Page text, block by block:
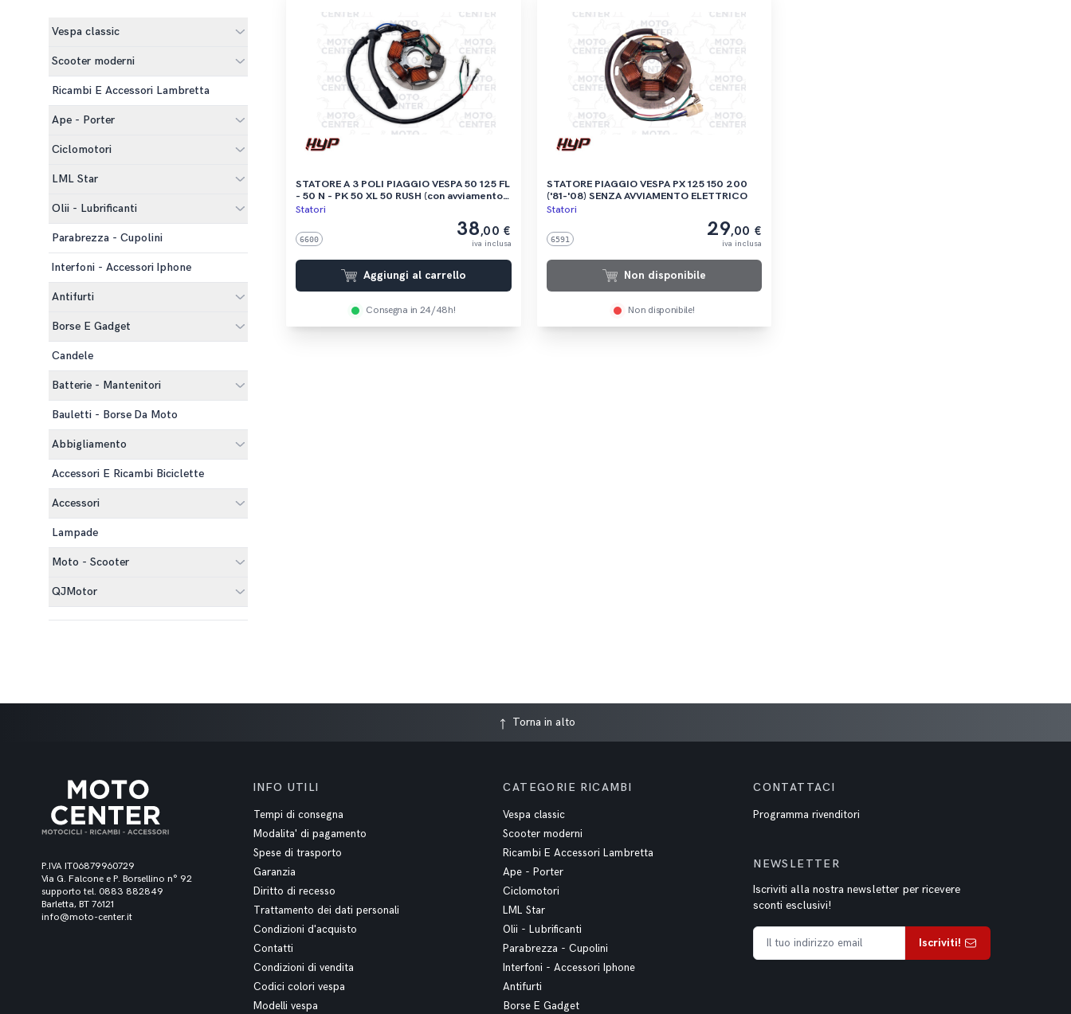
Vespa classic
Scooter moderni
Ricambi E Accessori Lambretta
Ape - Porter
Ciclomotori
LML Star
Olii - Lubrificanti
Parabrezza - Cupolini
Interfoni - Accessori Iphone
Antifurti
Borse E Gadget
Candele
Batterie - Mantenitori
Bauletti - Borse Da Moto
Abbigliamento
Accessori E Ricambi Biciclette
Accessori
Lampade
Moto - Scooter
QJMotor
STATORE A 3 POLI PIAGGIO VESPA 50 125 FL
- 50 N - PK 50 XL 50 RUSH (con avviamento)
- APE TM 50
Statori
6600 38,00 €
iva inclusa
Aggiungi al carrello
Consegna in 24/48h!
STATORE PIAGGIO VESPA PX 125 150 200
('81-'08) SENZA AVVIAMENTO ELETTRICO
Statori
6591 29,00 €
iva inclusa
Non disponibile
Non disponibile!
Torna in alto
P.IVA IT06879960729
Via G. Falcone e P. Borsellino n° 92
supporto tel. 0883 882849
Barletta, BT 76121
info@moto-center.it
INFO UTILI
Tempi di consegna
Modalita' di pagamento
Spese di trasporto
Garanzia
Diritto di recesso
Trattamento dei dati personali
Condizioni d'acquisto
Contatti
Condizioni di vendita
Codici colori vespa
Modelli vespa
CATEGORIE RICAMBI
Vespa classic
Scooter moderni
Ricambi E Accessori Lambretta
Ape - Porter
Ciclomotori
LML Star
Olii - Lubrificanti
Parabrezza - Cupolini
Interfoni - Accessori Iphone
Antifurti
Borse E Gadget
CONTATTACI
Programma rivenditori
NEWSLETTER
Iscriviti alla nostra newsletter per ricevere
sconti esclusivi!
Iscriviti!